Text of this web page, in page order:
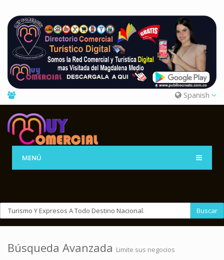
Spanish
MENÚ
Buscar
Búsqueda Avanzada Limite sus negocios